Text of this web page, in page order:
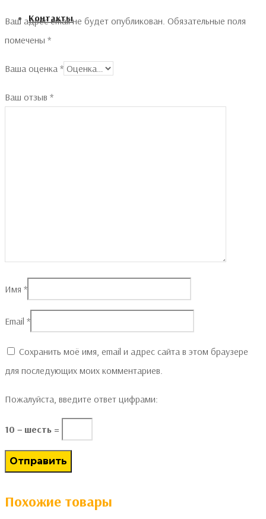
Контакты
Ваш адрес email не будет опубликован. Обязательные поля
помечены *
Ваша оценка *
Ваш отзыв *
Имя *
Email *
Сохранить моё имя, email и адрес сайта в этом браузере
для последующих моих комментариев.
Пожалуйста, введите ответ цифрами:
10 − шесть =
Похожие товары